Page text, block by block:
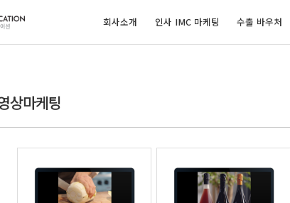
회사소개 인사 IMC 마케팅 수출 바우처
상마케팅